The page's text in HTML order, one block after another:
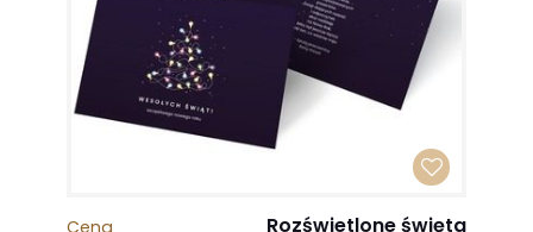
Cena Rozświetlone święta